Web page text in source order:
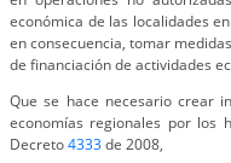
económica de las localidades
en consecuencia, tomar
de financiación de actividades
Que se hace necesario crear
economías regionales por los
Decreto4333de 2008,